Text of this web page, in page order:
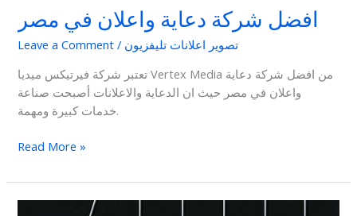
افضل شركة دعاية واعلان في مصر
Leave a Comment / تصوير اعلانات تليفزيون
تعتبر شركة فيرتيكس ميديا Vertex Media من افضل شركة دعاية
واعلان في مصر حيث ان الدعاية والاعلانات أصبحت صناعة
خدمات كبيرة ومهمة.
Read More »